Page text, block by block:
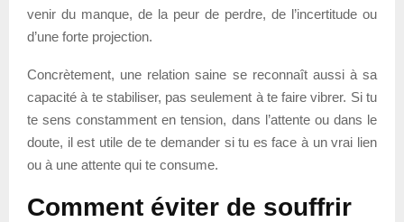
venir du manque, de la peur de perdre, de l’incertitude ou
d’une forte projection.
Concrètement, une relation saine se reconnaît aussi à sa
capacité à te stabiliser, pas seulement à te faire vibrer. Si tu
te sens constamment en tension, dans l’attente ou dans le
doute, il est utile de te demander si tu es face à un vrai lien
ou à une attente qui te consume.
Comment éviter de souffrir